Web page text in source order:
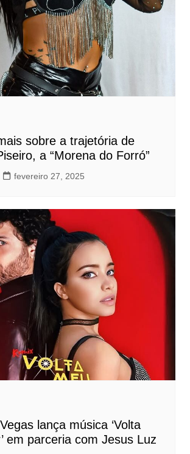
sobre a trajetória de
a “Morena do Forró”
fevereiro 27, 2025
lança música ‘Volta
em parceria com Jesus Luz